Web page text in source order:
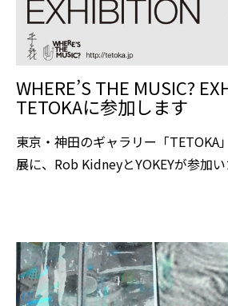
WHERE’S THE MUSIC?
TETOKAに参加します
東京・神田のギャラリー「TETOKA
展に、Rob KidneyとYOKEYが参加い